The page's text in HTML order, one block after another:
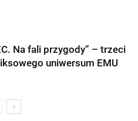
Na fali przygody” – trzeci
uniwersum EMU